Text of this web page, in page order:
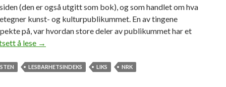
(den er også utgitt som bok), og som handlet om hva
kunst- og kulturpublikummet. En av tingene
på, var hvordan store deler av publikummet har et
å lese B
h
→
LESBARHETSINDEKS LIKS NRK